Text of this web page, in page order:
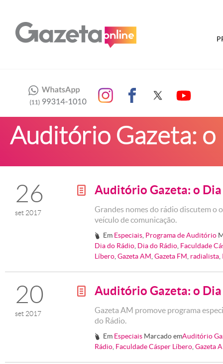
Auditório Gazeta: o
26
set 2017
g Auditório Gazeta: o
Grandes nomes do rádio discutem o
veículo de comunicação.
# Em Especiais Programa de Auditório
Dia do Rádio Dia do Rádio Faculdade
Líbero Gazeta AM Gazeta FM radialista
20
set 2017
g Auditório Gazeta: o
Gazeta AM promove programa
do Rádio.
# Em Especiais Marcado emAuditório
Rádio Faculdade Cásper Líbero Gazeta